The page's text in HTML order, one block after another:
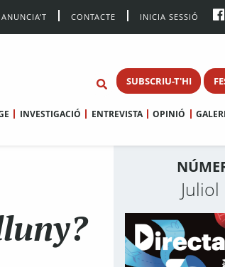
ANUNCIA’T CONTACTE INICIA SESSIÓ
SUBSCRIU-T'HI
INVESTIGACIÓ ENTREVISTA OPINIÓ